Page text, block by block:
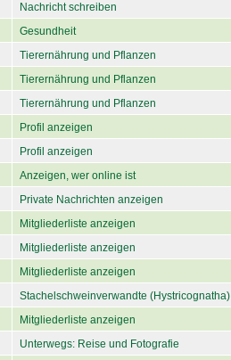
Nachricht schreiben
Gesundheit
Tierernährung und Pflanzen
Tierernährung und Pflanzen
Tierernährung und Pflanzen
Profil anzeigen
Profil anzeigen
Anzeigen, wer online ist
Private Nachrichten anzeigen
Mitgliederliste anzeigen
Mitgliederliste anzeigen
Mitgliederliste anzeigen
Stachelschweinverwandte (Hystricognatha)
Mitgliederliste anzeigen
Unterwegs: Reise und Fotografie